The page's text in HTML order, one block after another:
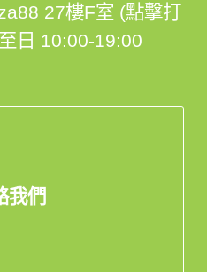
27樓F室 (點擊打
日 10:00-19:00
我們